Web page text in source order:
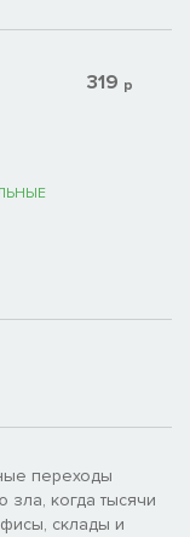
319 р
переходы
зла, когда тысячи
склады и